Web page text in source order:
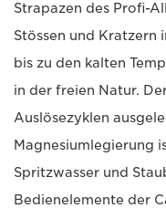
Strapazen des Profi-
Stössen und Kratzern
bis zu den kalten
in der freien Natur.
Auslösezyklen
Magnesiumlegierung
Spritzwasser und
Bedienelemente der